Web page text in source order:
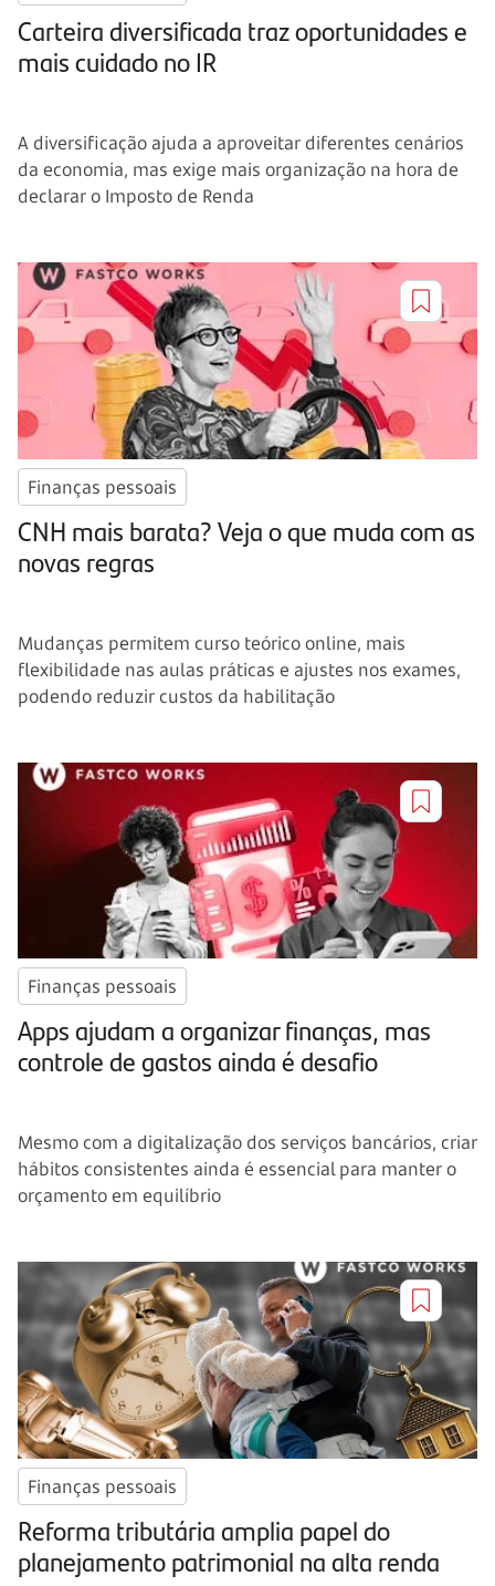
Carteira diversificada traz oportunidades e
mais cuidado no IR
A diversificação ajuda a aproveitar diferentes cenários
da economia, mas exige mais organização na hora de
declarar o Imposto de Renda
Finanças pessoais
CNH mais barata? Veja o que muda com as
novas regras
Mudanças permitem curso teórico online, mais
flexibilidade nas aulas práticas e ajustes nos exames,
podendo reduzir custos da habilitação
Finanças pessoais
Apps ajudam a organizar finanças, mas
controle de gastos ainda é desafio
Mesmo com a digitalização dos serviços bancários, criar
hábitos consistentes ainda é essencial para manter o
orçamento em equilíbrio
Finanças pessoais
Reforma tributária amplia papel do
planejamento patrimonial na alta renda